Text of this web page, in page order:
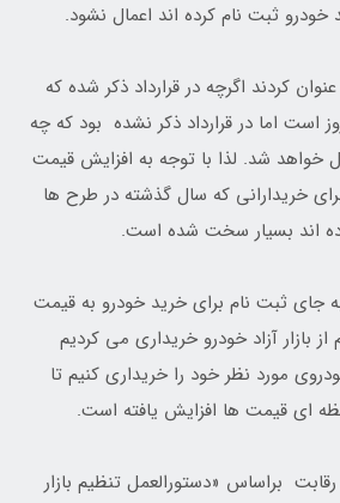
کردند اگرچه در قرارداد ذکر شده که
است اما در قرارداد ذکر نشده بود که چه
خواهد شد. لذا با توجه به افزایش قیمت
خریدارانی که سال گذشته در طرح ها
اند بسیار سخت شده است.
جای ثبت نام برای خرید خودرو به قیمت
از بازار آزاد خودرو خریداری می کردیم
مورد نظر خود را خریداری کنیم تا
ای قیمت ها افزایش یافته است.
براساس «دستورالعمل تنظیم بازار